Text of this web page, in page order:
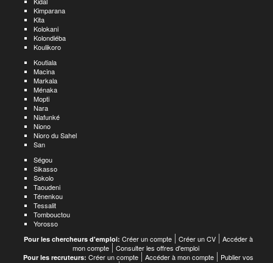
Kimparana
Kita
Kolokani
Kolondiéba
Koulikoro
Koutiala
Macina
Markala
Ménaka
Mopti
Nara
Niafunké
Niono
Nioro du Sahel
San
Ségou
Sikasso
Sokolo
Taoudeni
Ténenkou
Tessalit
Tombouctou
Yorosso
Pour les chercheurs d'emploi: Créer un compte Créer un CV
Accéder à
mon compte
Consulter les offres d'emploi
Pour les recruteurs: Créer un compte Accéder à mon compte
Publier vos